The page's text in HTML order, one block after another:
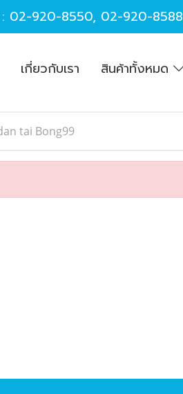
02-920-8550, 02-920-8588
เกี่ยวกับเรา สินค้าทั้งหมด
tai Bong99